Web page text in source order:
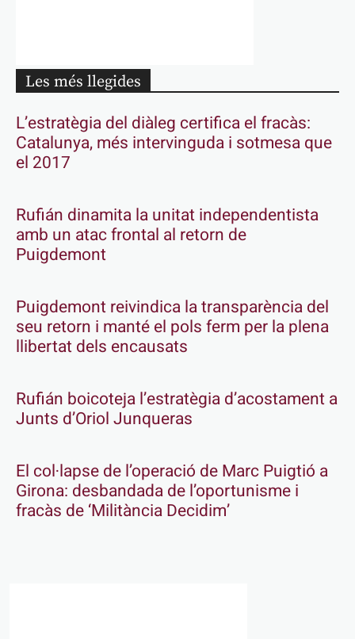
Les més llegides
L’estratègia del diàleg certifica el fracàs:
Catalunya, més intervinguda i sotmesa que
el 2017
Rufián dinamita la unitat independentista
amb un atac frontal al retorn de
Puigdemont
Puigdemont reivindica la transparència del
seu retorn i manté el pols ferm per la plena
llibertat dels encausats
Rufián boicoteja l’estratègia d’acostament a
Junts d’Oriol Junqueras
El col·lapse de l’operació de Marc Puigtió a
Girona: desbandada de l’oportunisme i
fracàs de ‘Militància Decidim’